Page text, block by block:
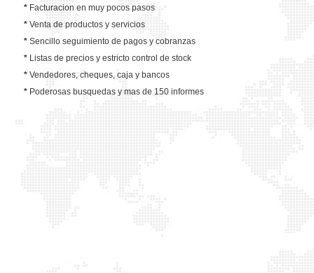
* Facturacion en muy pocos pasos
* Venta de productos y servicios
* Sencillo seguimiento de pagos y cobranzas
* Listas de precios y estricto control de stock
* Vendedores, cheques, caja y bancos
* Poderosas busquedas y mas de 150 informes